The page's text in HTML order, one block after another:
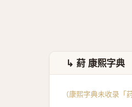
↳ 葤 康熙字典
（康熙字典未收录「